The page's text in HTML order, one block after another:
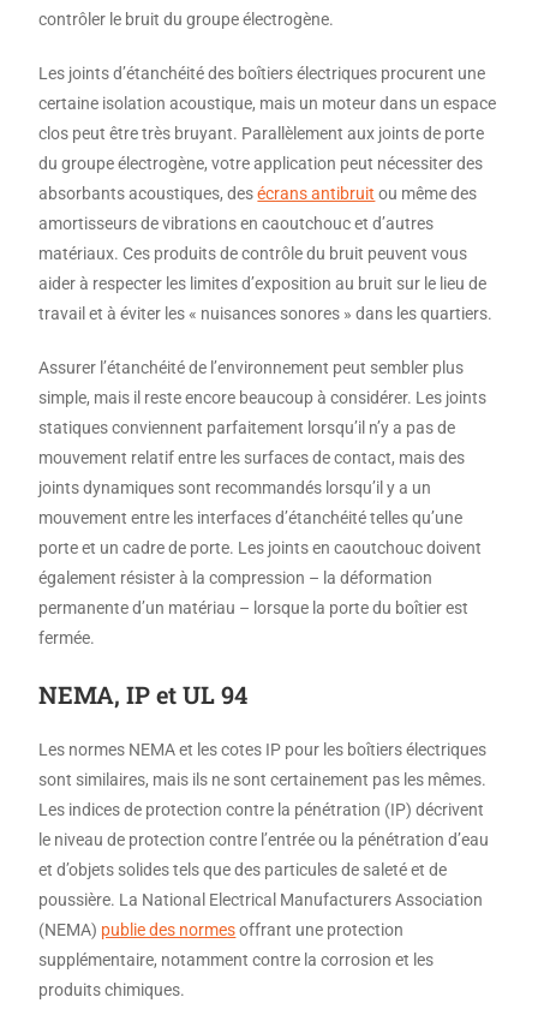
contrôler le bruit du groupe électrogène.
Les joints d’étanchéité des boîtiers électriques procurent une
certaine isolation acoustique, mais un moteur dans un espace
clos peut être très bruyant. Parallèlement aux joints de porte
du groupe électrogène, votre application peut nécessiter des
absorbants acoustiques, desécrans antibruit ou même des
amortisseurs de vibrations en caoutchouc et d’autres
matériaux. Ces produits de contrôle du bruit peuvent vous
aider à respecter les limites d’exposition au bruit sur le lieu de
travail et à éviter les « nuisances sonores » dans les quartiers.
Assurer l’étanchéité de l’environnement peut sembler plus
simple, mais il reste encore beaucoup à considérer. Les joints
statiques conviennent parfaitement lorsqu’il n’y a pas de
mouvement relatif entre les surfaces de contact, mais des
joints dynamiques sont recommandés lorsqu’il y a un
mouvement entre les interfaces d’étanchéité telles qu’une
porte et un cadre de porte. Les joints en caoutchouc doivent
également résister à la compression – la déformation
permanente d’un matériau – lorsque la porte du boîtier est
fermée.
NEMA, IP et UL 94
Les normes NEMA et les cotes IP pour les boîtiers électriques
sont similaires, mais ils ne sont certainement pas les mêmes.
Les indices de protection contre la pénétration (IP) décrivent
le niveau de protection contre l’entrée ou la pénétration d’eau
et d’objets solides tels que des particules de saleté et de
poussière. La National Electrical Manufacturers Association
(NEMA) publie des normesoffrant une protection
supplémentaire, notamment contre la corrosion et les
produits chimiques.